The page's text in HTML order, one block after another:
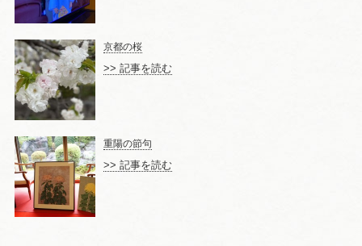
京都の桜
>> 記事を読む
重陽の節句
>> 記事を読む